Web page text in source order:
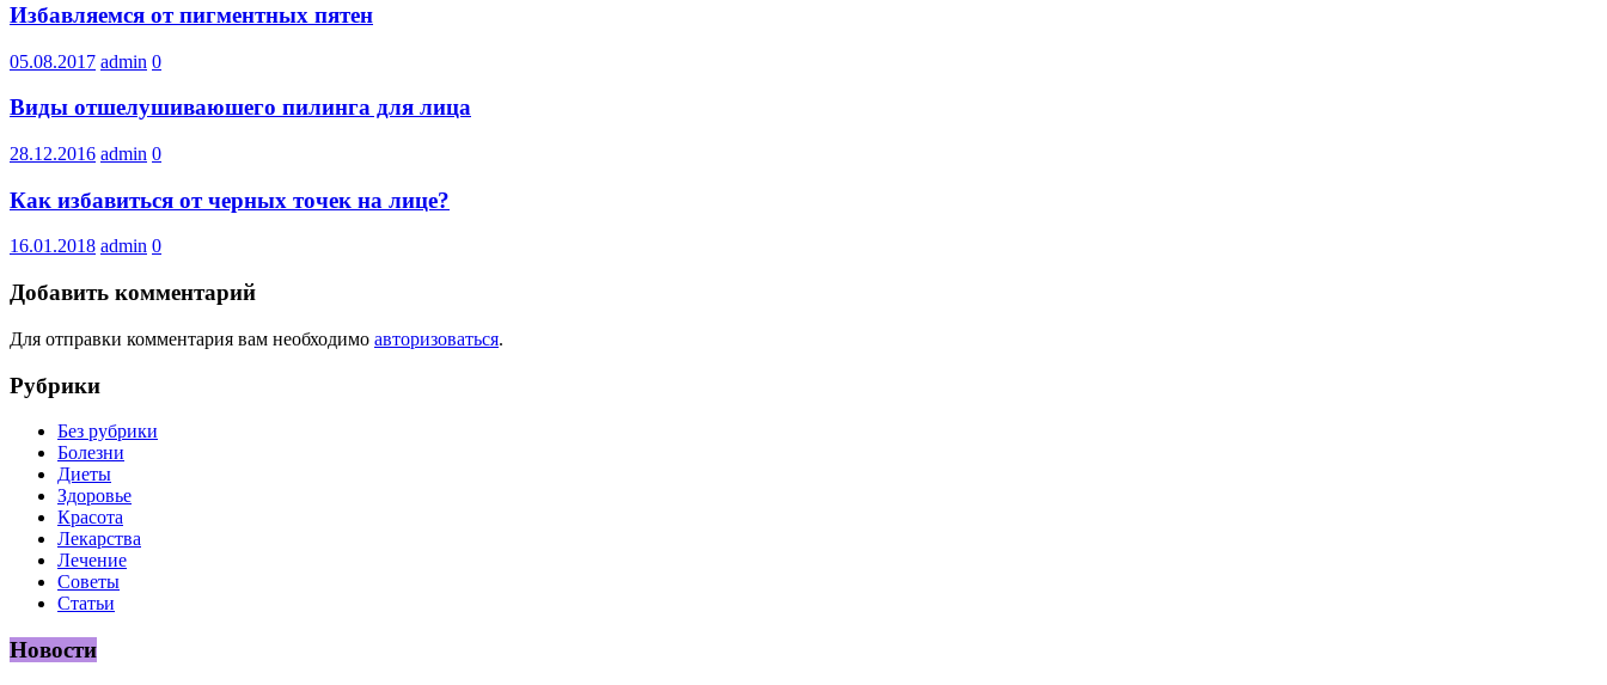
Избавляемся от пигментных пятен
05.08.2017 admin 0
Виды отшелушиваюшего пилинга для лица
28.12.2016 admin 0
Как избавиться от черных точек на лице?
16.01.2018 admin 0
Добавить комментарий
Для отправки комментария вам необходимо авторизоваться.
Рубрики
Без рубрики
Болезни
Диеты
Здоровье
Красота
Лекарства
Лечение
Советы
Статьи
Новости